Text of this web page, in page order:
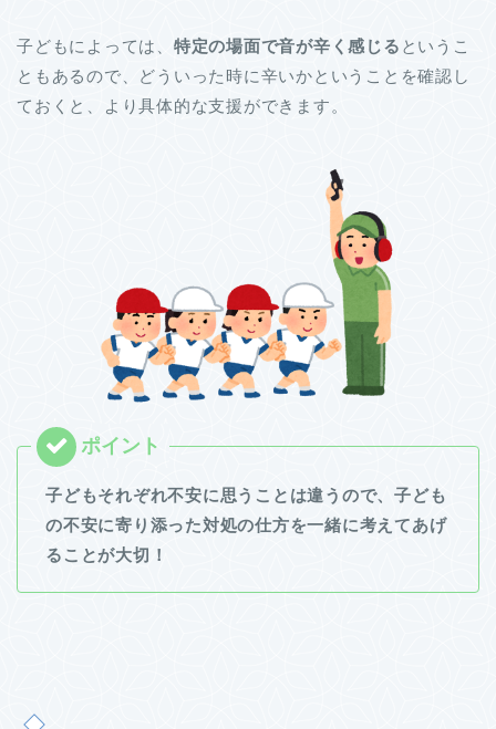
子どもによっては、 特定の場面で音が辛く感じる というこ
ともあるので、どういった時に辛いかということを確認し
ておくと、より具体的な支援ができます。
子どもそれぞれ不安に思うことは違うので、子ども
の不安に寄り添った対処の仕方を一緒に考えてあげ
ることが大切！